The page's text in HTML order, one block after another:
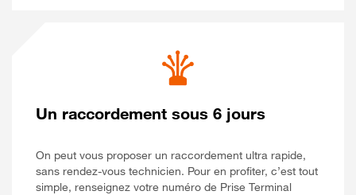
Un raccordement sous 6 jours
On peut vous proposer un raccordement ultra rapide,
sans rendez-vous technicien. Pour en profiter, c’est tout
simple, renseignez votre numéro de Prise Terminal